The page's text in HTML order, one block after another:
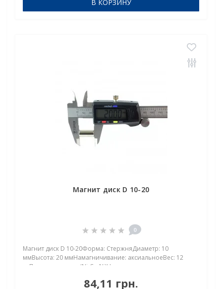
В КОРЗИНУ
Магнит диск D 10-20
0
Магнит диск D 10-20Форма: СтержняДиаметр: 10
ммВысота: 20 ммНамагничивание: аксиальноеВес: 12
грПокрыт. никель.: (Ni-Cu-Ni)Намагничивание:
до 80°CНеодимовый магнит диск D 10-20 мм — компактная
84,11 грн.